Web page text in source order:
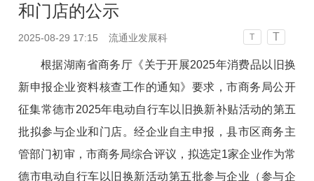
和门店的公示
2025-08-29 17:15 流通业发展科 T T
根据湖南省商务厅《关于开展2025年消费品以旧换
新申报企业资料核查工作的通知》要求，市商务局公开
征集常德市2025年电动自行车以旧换新补贴活动的第五
批拟参与企业和门店。经企业自主申报，县市区商务主
管部门初审，市商务局综合评议，拟选定1家企业作为常
德市电动自行车以旧换新活动第五批参与企业（参与企